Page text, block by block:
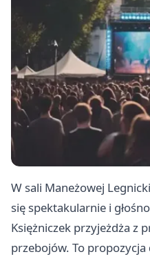
W sali Maneżowej
się spektakularnie i
Księżniczek przyjeżdża z
przebojów. To